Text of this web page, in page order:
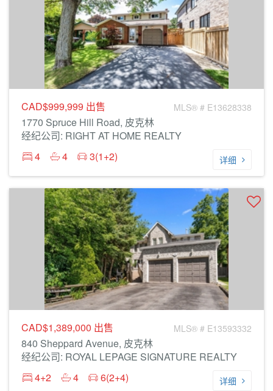
CAD$999,999 出售 MLS® # E13628338
1770 Spruce Hill Road, 皮克林
经纪公司: RIGHT AT HOME REALTY
4
4 3(1+2) 详细
CAD$1,389,000 出售 MLS® # E13593332
840 Sheppard Avenue, 皮克林
经纪公司: ROYAL LEPAGE SIGNATURE REALTY
4+2
4 6(2+4) 详细